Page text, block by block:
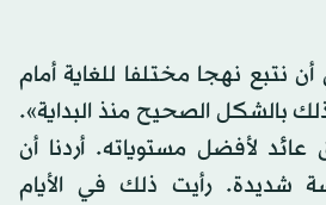
نتبع نهجا مختلفا للغاية أمام
بالشكل الصحيح منذ البداية».
عائد لأفضل مستوياته. أردنا أن
شديدة. رأيت ذلك في الأيام